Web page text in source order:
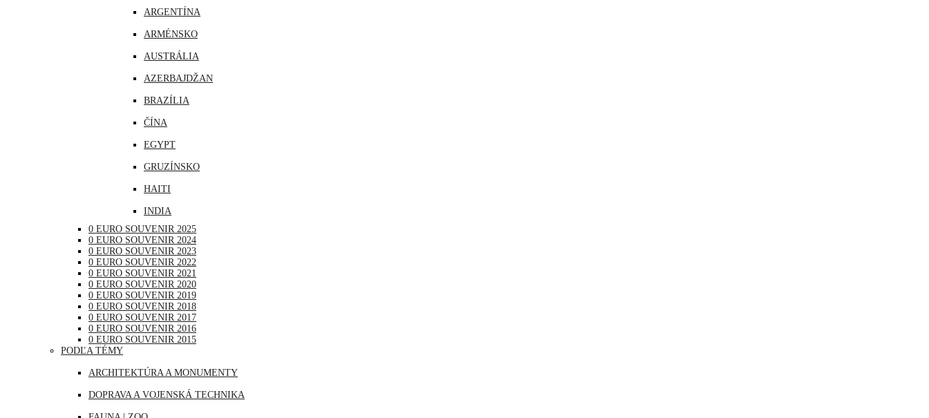
LOTYŠSKO
LUXEMBURSKO
MAĎARSKO
NEMECKO
PORTUGALSKO
RAKÚSKO
RUMUNSKO
RUSKO
SAN MARÍNO
SLOVINSKO
ŠPANIELSKO
ŠVAJČIARSKO
ŠVÉDSKO
TALIANSKO
VATIKÁN
ARGENTÍNA
ARMÉNSKO
AUSTRÁLIA
AZERBAJDŽAN
BRAZÍLIA
ČÍNA
EGYPT
GRUZÍNSKO
HAITI
INDIA
INDONÉZIA
IRAK
JAPONSKO
KANADA
KATAR
KUBA
LIBANON
0 EURO SOUVENIR 2025
0 EURO SOUVENIR 2024
0 EURO SOUVENIR 2023
0 EURO SOUVENIR 2022
0 EURO SOUVENIR 2021
0 EURO SOUVENIR 2020
0 EURO SOUVENIR 2019
0 EURO SOUVENIR 2018
0 EURO SOUVENIR 2017
0 EURO SOUVENIR 2016
0 EURO SOUVENIR 2015
PODĽA TÉMY
ARCHITEKTÚRA A MONUMENTY
DOPRAVA A VOJENSKÁ TECHNIKA